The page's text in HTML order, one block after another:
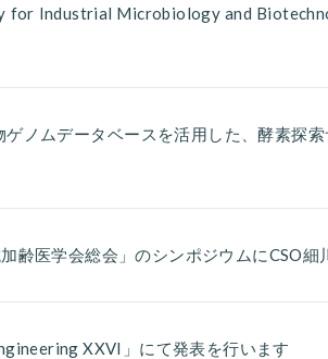
for Industrial Microbiology and
ノムデータベースを活用した、酵素探
齢医学会総会」のシンポジウムにCSO細
XXVI」にて発表を行います